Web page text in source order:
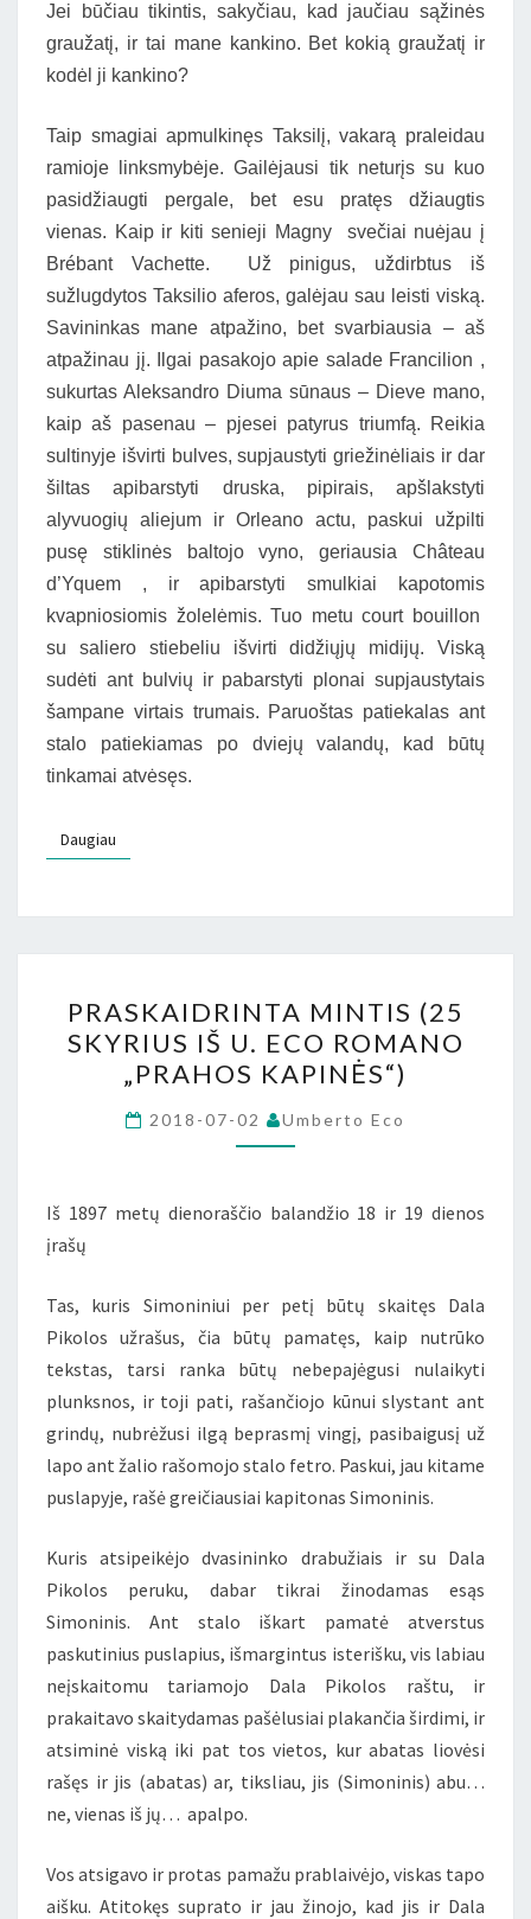
Jei būčiau tikintis, sakyčiau, kad jaučiau sąžinės
graužatį, ir tai mane kankino. Bet kokią graužatį ir
kodėl ji kankino?
Taip smagiai apmulkinęs Taksilį, vakarą praleidau
ramioje linksmybėje. Gailėjausi tik neturįs su kuo
pasidžiaugti pergale, bet esu pratęs džiaugtis
vienas. Kaip ir kiti senieji Magny svečiai nuėjau į
Brébant Vachette. Už pinigus, uždirbtus iš
sužlugdytos Taksilio aferos, galėjau sau leisti viską.
Savininkas mane atpažino, bet svarbiausia – aš
atpažinau jį. Ilgai pasakojo apie salade Francilion ,
sukurtas Aleksandro Diuma sūnaus – Dieve mano,
kaip aš pasenau – pjesei patyrus triumfą. Reikia
sultinyje išvirti bulves, supjaustyti griežinėliais ir dar
šiltas apibarstyti druska, pipirais, apšlakstyti
alyvuogių aliejum ir Orleano actu, paskui užpilti
pusę stiklinės baltojo vyno, geriausia Château
d’Yquem , ir apibarstyti smulkiai kapotomis
kvapniosiomis žolelėmis. Tuo metu court bouillon
su saliero stiebeliu išvirti didžiųjų midijų. Viską
sudėti ant bulvių ir pabarstyti plonai supjaustytais
šampane virtais trumais. Paruoštas patiekalas ant
stalo patiekiamas po dviejų valandų, kad būtų
tinkamai atvėsęs.
Daugiau
MINTIS
(25
SKYRIUS
IŠ
U.
ROMANO
PRASKAIDRINTA MINTIS (25
SKYRIUS IŠ U. ECO ROMANO
„PRAHOS KAPINĖS“)
2018-07-02 Umberto Eco
Iš 1897 metų dienoraščio balandžio 18 ir 19 dienos
įrašų
Tas, kuris Simoniniui per petį būtų skaitęs Dala
Pikolos užrašus, čia būtų pamatęs, kaip nutrūko
tekstas, tarsi ranka būtų nebepajėgusi nulaikyti
plunksnos, ir toji pati, rašančiojo kūnui slystant ant
grindų, nubrėžusi ilgą beprasmį vingį, pasibaigusį už
lapo ant žalio rašomojo stalo fetro. Paskui, jau kitame
puslapyje, rašė greičiausiai kapitonas Simoninis.
Kuris atsipeikėjo dvasininko drabužiais ir su Dala
Pikolos peruku, dabar tikrai žinodamas esąs
Simoninis. Ant stalo iškart pamatė atverstus
paskutinius puslapius, išmargintus isterišku, vis labiau
neįskaitomu tariamojo Dala Pikolos raštu, ir
prakaitavo skaitydamas pašėlusiai plakančia širdimi, ir
atsiminė viską iki pat tos vietos, kur abatas liovėsi
rašęs ir jis (abatas) ar, tiksliau, jis (Simoninis) abu…
ne, vienas iš jų… apalpo.
Vos atsigavo ir protas pamažu prablaivėjo, viskas tapo
aišku. Atitokęs suprato ir jau žinojo, kad jis ir Dala